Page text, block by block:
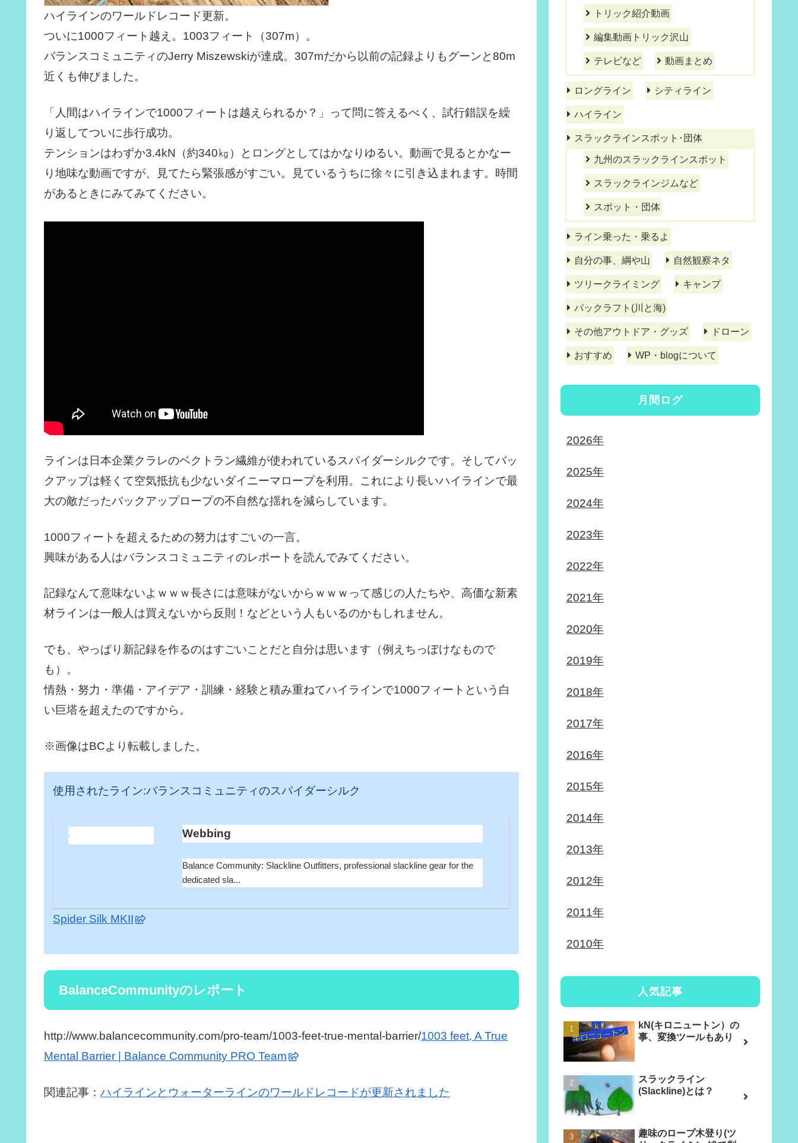
ハイラインのワールドレコード更新。
ついに1000フィート越え。1003フィート（307m）。
バランスコミュニティのJerry Miszewskiが達成。307mだから以前の記録よりもグーンと80m
近くも伸びました。
「人間はハイラインで1000フィートは越えられるか？」って問に答えるべく、試行錯誤を繰
り返してついに歩行成功。
テンションはわずか3.4kN（約340㎏）とロングとしてはかなりゆるい。動画で見るとかなー
り地味な動画ですが、見てたら緊張感がすごい。見ているうちに徐々に引き込まれます。時間
があるときにみてみてください。
ラインは日本企業クラレのベクトラン繊維が使われているスパイダーシルクです。そしてバッ
クアップは軽くて空気抵抗も少ないダイニーマロープを利用。これにより長いハイラインで最
大の敵だったバックアップロープの不自然な揺れを減らしています。
1000フィートを超えるための努力はすごいの一言。
興味がある人はバランスコミュニティのレポートを読んでみてください。
記録なんて意味ないよｗｗｗ長さには意味がないからｗｗｗって感じの人たちや、高価な新素
材ラインは一般人は買えないから反則！などという人もいるのかもしれません。
でも、やっぱり新記録を作るのはすごいことだと自分は思います（例えちっぽけなもので
も）。
情熱・努力・準備・アイデア・訓練・経験と積み重ねてハイラインで1000フィートという白
い巨塔を超えたのですから。
※画像はBCより転載しました。
使用されたライン:バランスコミュニティのスパイダーシルク
Webbing
Balance Community: Slackline Outfitters, professional slackline gear for the
dedicated sla...
Spider Silk MKII
BalanceCommunityのレポート
http://www.balancecommunity.com/pro-team/1003-feet-true-mental-barrier/1003 feet, A True
Mental Barrier | Balance Community PRO Team
関連記事： ハイラインとウォーターラインのワールドレコードが更新されました
トリック紹介動画
編集動画トリック沢山
テレビなど 動画まとめ
ロングライン シティライン
ハイライン
スラックラインスポット･団体
九州のスラックラインスポット
スラックラインジムなど
スポット・団体
ライン乗った・乗るよ
自分の事、綱や山 自然観察ネタ
ツリークライミング キャンプ
パックラフト(川と海)
その他アウトドア・グッズ ドローン
おすすめ WP・blogについて
月間ログ
2026年
2025年
2024年
2023年
2022年
2021年
2020年
2019年
2018年
2017年
2016年
2015年
2014年
2013年
2012年
2011年
2010年
人気記事
kN(キロニュートン）の
事、変換ツールもあり
スラックライン
(Slackline)とは？
趣味のロープ木登り(ツ